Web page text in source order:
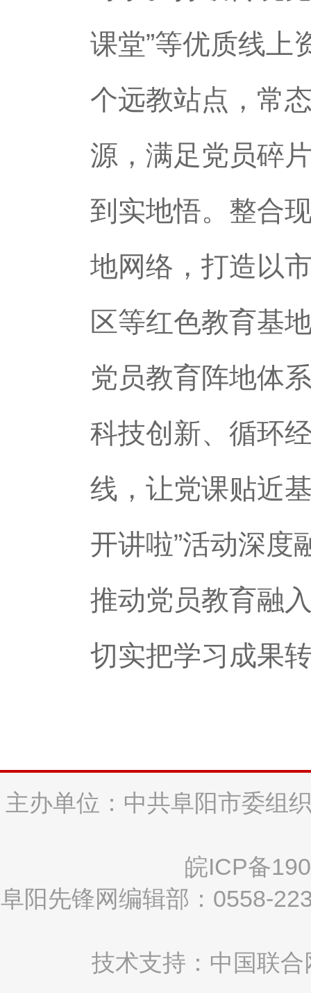
课堂”等优质线上
个远教站点，常
源，满足党员碎
到实地悟。整合
地网络，打造以
区等红色教育基
党员教育阵地体
科技创新、循环
线，让党课贴近
开讲啦”活动深度
推动党员教育融
切实把学习成果
主办单位：中共阜阳市委组
皖ICP备
阜阳先锋网编辑部：0558-
技术支持：中国联